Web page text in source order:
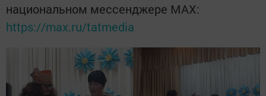
национальном мессенджере MАХ:
https://max.ru/tatmedia